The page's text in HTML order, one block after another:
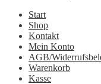
Start
Shop
Kontakt
Mein Konto
AGB/
Warenkorb
Kasse